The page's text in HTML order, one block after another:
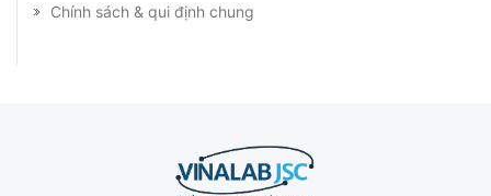
Chính sách & qui định chung